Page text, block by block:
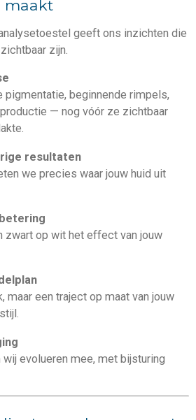
maakt
geeft ons inzichten die
zijn.
pigmentatie, beginnende rimpels,
— nog vóór ze zichtbaar
resultaten
we precies waar jouw huid uit
zwart op wit het effect van jouw
maar een traject op maat van jouw
evolueren mee, met bijsturing